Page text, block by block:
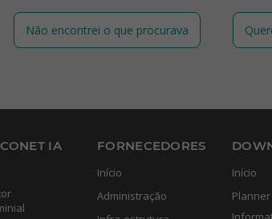
Não encontrei o que procurava
IA FORNECEDORES
Início
Administração
Início